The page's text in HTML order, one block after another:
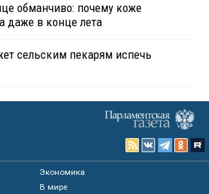
обманчиво: почему коже
даже в конце лета
сельским пекарям испечь
Экономика
В мире